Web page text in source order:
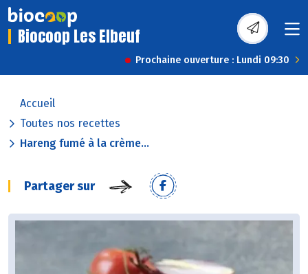
Biocoop Les Elbeuf
Prochaine ouverture : Lundi 09:30
Accueil
Toutes nos recettes
Hareng fumé à la crème...
Partager sur